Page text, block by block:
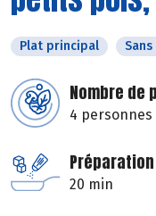
Plat principal
Nombre de
4 personnes
Préparation
20 min